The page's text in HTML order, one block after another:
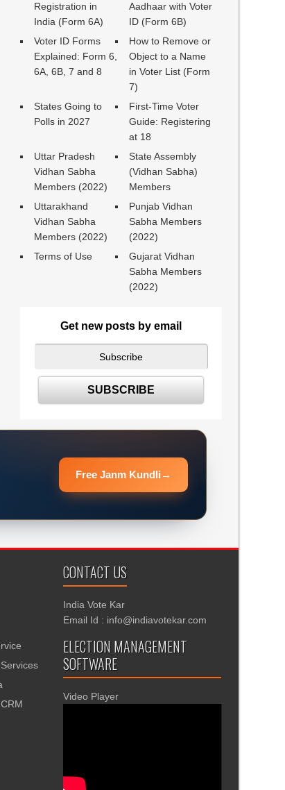
Registration in
India (Form 6A)
Aadhaar with Voter
ID (Form 6B)
Voter ID Forms
Explained: Form 6,
6A, 6B, 7 and 8
How to Remove or
Object to a Name
in Voter List (Form
7)
States Going to
Polls in 2027
First-Time Voter
Guide: Registering
at 18
Uttar Pradesh
Vidhan Sabha
Members (2022)
State Assembly
(Vidhan Sabha)
Members
Uttarakhand
Vidhan Sabha
Members (2022)
Punjab Vidhan
Sabha Members
(2022)
Terms of Use
Gujarat Vidhan
Sabha Members
(2022)
Get new posts by email
Free Janm Kundli →
CONTACT US
India Vote Kar
Email Id : info@indiavotekar.com
ELECTION MANAGEMENT
SOFTWARE
Video Player